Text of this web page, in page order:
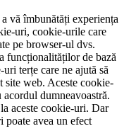
vă îmbunătăți experiența
uri, cookie-urile care
pe browser-ul dvs.
funcționalităților de bază
terțe care ne ajută să
site web. Aceste cookie-
dumneavoastră.
aceste cookie-uri. Dar
poate avea un efect